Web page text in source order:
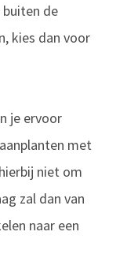
buiten de
kies dan voor
je ervoor
met
niet om
zal dan van
naar een